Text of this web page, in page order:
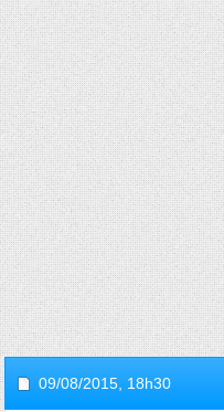
09/08/2015, 18h30